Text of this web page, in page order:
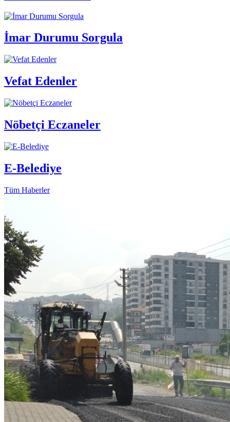
İmar Durumu Sorgula
Vefat Edenler
Nöbetçi Eczaneler
E-Belediye
Tüm Haberler